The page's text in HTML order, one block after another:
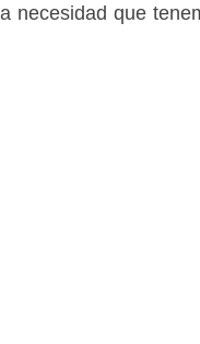
necesidad que